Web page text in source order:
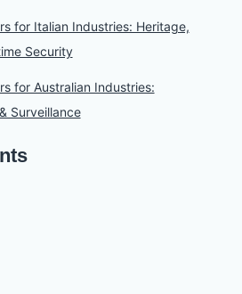
for Italian Industries: Heritage,
Security
for Australian Industries:
Surveillance